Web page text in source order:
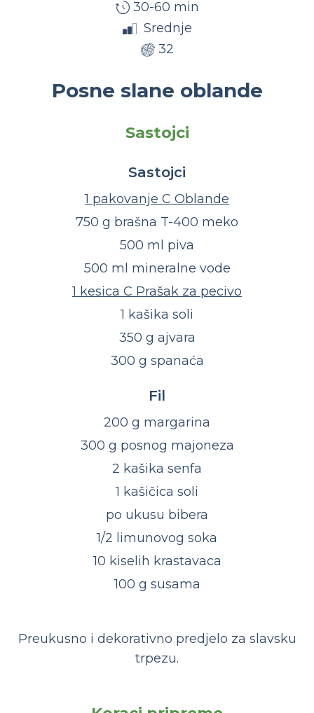
30-60 min
Srednje
32
Posne slane oblande
Sastojci
Sastojci
1 pakovanje C Oblande
750 g brašna T-400 meko
500 ml piva
500 ml mineralne vode
1 kesica C Prašak za pecivo
1 kašika soli
350 g ajvara
300 g spanaća
Fil
200 g margarina
300 g posnog majoneza
2 kašika senfa
1 kašičica soli
po ukusu bibera
1/2 limunovog soka
10 kiselih krastavaca
100 g susama
Preukusno i dekorativno predjelo za slavsku
trpezu.